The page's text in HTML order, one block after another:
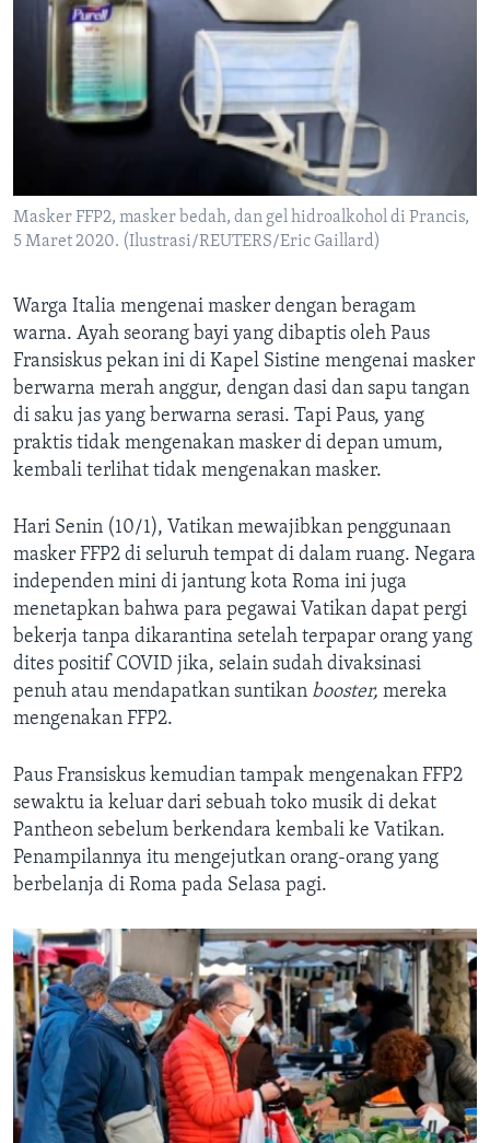
Masker FFP2, masker bedah, dan gel hidroalkohol di Prancis,
5 Maret 2020. (Ilustrasi/REUTERS/Eric Gaillard)
Warga Italia mengenai masker dengan beragam
warna. Ayah seorang bayi yang dibaptis oleh Paus
Fransiskus pekan ini di Kapel Sistine mengenai masker
berwarna merah anggur, dengan dasi dan sapu tangan
di saku jas yang berwarna serasi. Tapi Paus, yang
praktis tidak mengenakan masker di depan umum,
kembali terlihat tidak mengenakan masker.
Hari Senin (10/1), Vatikan mewajibkan penggunaan
masker FFP2 di seluruh tempat di dalam ruang. Negara
independen mini di jantung kota Roma ini juga
menetapkan bahwa para pegawai Vatikan dapat pergi
bekerja tanpa dikarantina setelah terpapar orang yang
dites positif COVID jika, selain sudah divaksinasi
penuh atau mendapatkan suntikan booster, mereka
mengenakan FFP2.
Paus Fransiskus kemudian tampak mengenakan FFP2
sewaktu ia keluar dari sebuah toko musik di dekat
Pantheon sebelum berkendara kembali ke Vatikan.
Penampilannya itu mengejutkan orang-orang yang
berbelanja di Roma pada Selasa pagi.